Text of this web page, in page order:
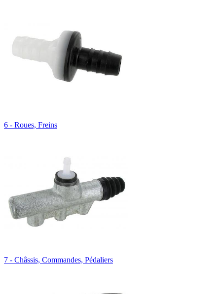
6 - Roues, Freins
7 - Châssis, Commandes, Pédaliers